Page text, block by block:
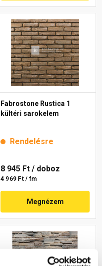
Fabrostone Rustica 1
kültéri sarokelem
Rendelésre
8 945 Ft / doboz
4 969 Ft / fm
Megnézem